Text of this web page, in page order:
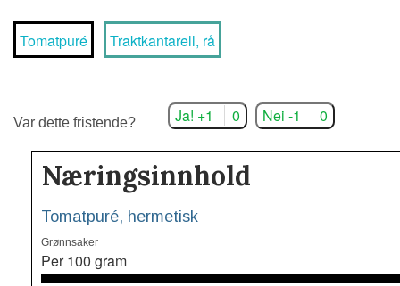
Tomatpuré Traktkantarell, rå
Var dette fristende? Ja! +1 0 Nei -1 0
Næringsinnhold
Tomatpuré, hermetisk
Grønnsaker
Per 100 gram